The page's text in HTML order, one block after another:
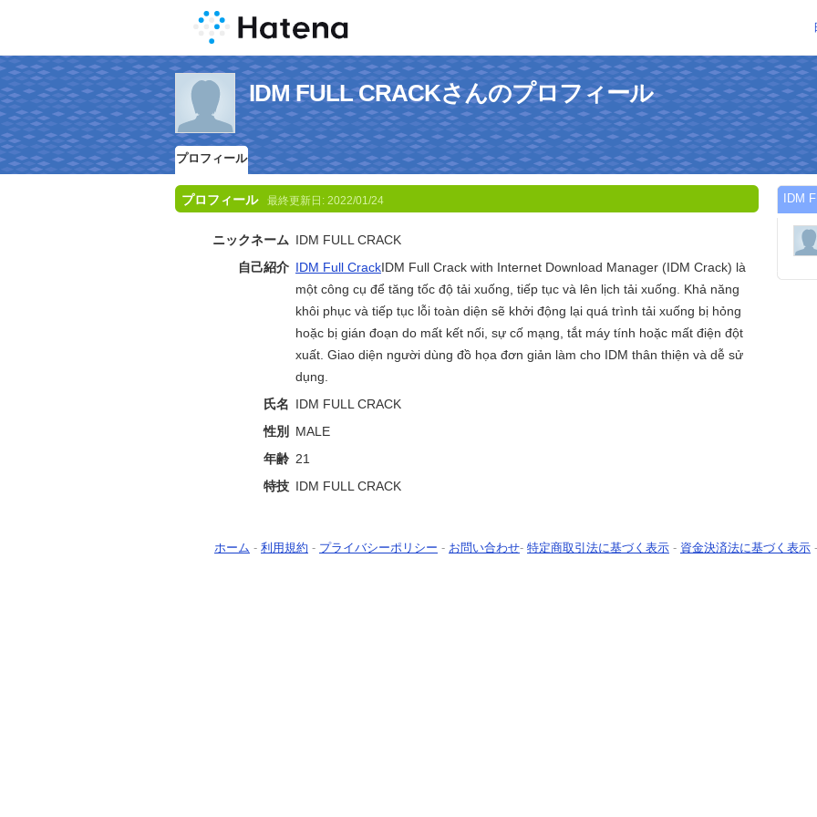
IDM FULL CRACKさんのプロフィール
プロフィール
プロフィール 最終更新日: 2022/01/24
ニックネーム IDM FULL CRACK
自己紹介 IDM Full CrackIDM Full Crack with Internet Download Manager (IDM Crack) là
một công cụ để tăng tốc độ tải xuống, tiếp tục và lên lịch tải xuống. Khả năng
khôi phục và tiếp tục lỗi toàn diện sẽ khởi động lại quá trình tải xuống bị hỏng
hoặc bị gián đoạn do mất kết nối, sự cố mạng, tắt máy tính hoặc mất điện đột
xuất. Giao diện người dùng đồ họa đơn giản làm cho IDM thân thiện và dễ sử
dụng.
氏名 IDM FULL CRACK
性別
MALE
年齢 21
特技 IDM FULL CRACK
IDM
ホーム - 利用規約 - プライバシーポリシー - お問い合わせ- 特定商取引法に基づく表示 - 資金決済法に基づく表示 -